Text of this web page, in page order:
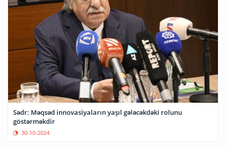
Sədr: Məqsəd innovasiyaların yaşıl gələcəkdəki rolunu
göstərməkdir
30-10-2024